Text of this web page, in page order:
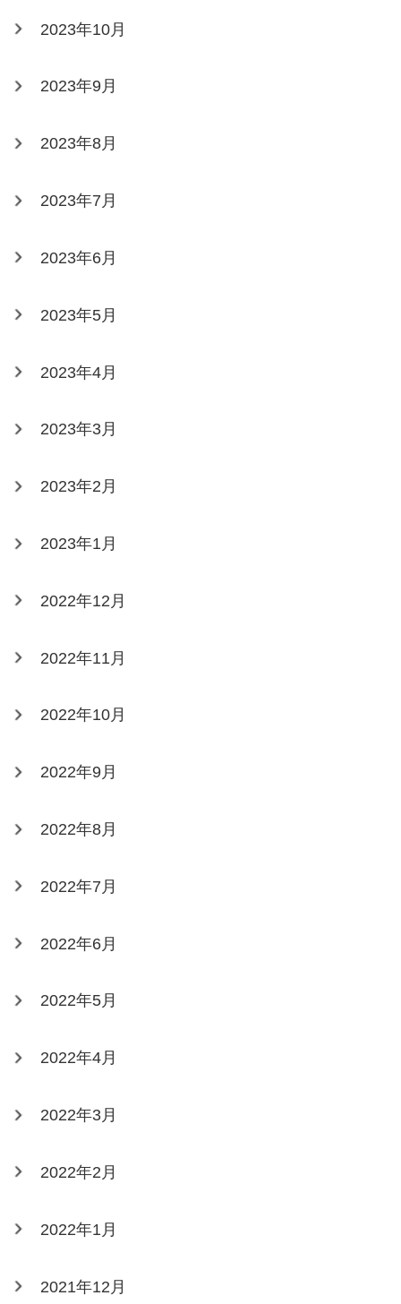
2023年10月
2023年9月
2023年8月
2023年7月
2023年6月
2023年5月
2023年4月
2023年3月
2023年2月
2023年1月
2022年12月
2022年11月
2022年10月
2022年9月
2022年8月
2022年7月
2022年6月
2022年5月
2022年4月
2022年3月
2022年2月
2022年1月
2021年12月